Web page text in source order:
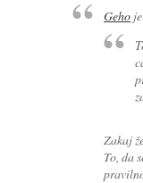
Gehoje
Zakaj
To, da